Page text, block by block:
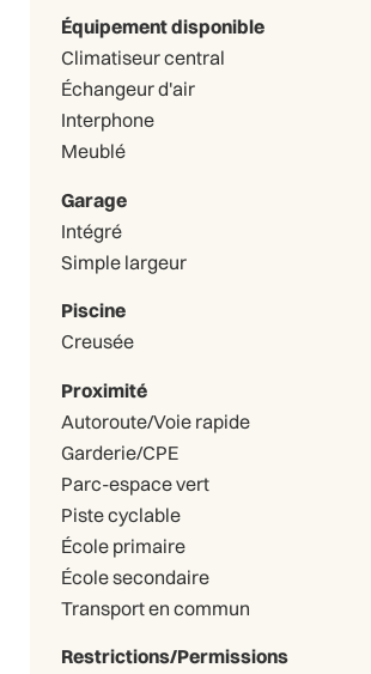
Équipement disponible
Climatiseur central
Échangeur d'air
Interphone
Meublé
Garage
Intégré
Simple largeur
Piscine
Creusée
Proximité
Autoroute/Voie rapide
Garderie/CPE
Parc-espace vert
Piste cyclable
École primaire
École secondaire
Transport en commun
Restrictions/Permissions